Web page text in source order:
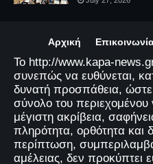
Αρχική
Το http://www.kapa-
συνεπώς να ευθύνεται,
δυνατή προσπάθεια, ώστε
σύνολο του περιεχομένου
μέγιστη ακρίβεια,
πληρότητα, ορθότητα και
περίπτωση,
αμέλειας, δεν προκύπτει